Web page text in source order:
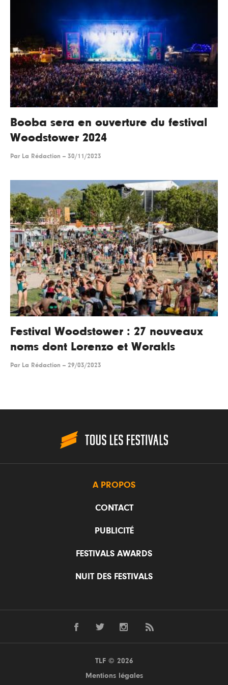
Booba sera en ouverture du festival
Woodstower 2024
Par La Rédaction -- 30/11/2023
Festival Woodstower : 27 nouveaux
noms dont Lorenzo et Worakls
Par La Rédaction -- 29/03/2023
A PROPOS
CONTACT
PUBLICITÉ
FESTIVALS AWARDS
NUIT DES FESTIVALS
TLF © 2026
Mentions légales